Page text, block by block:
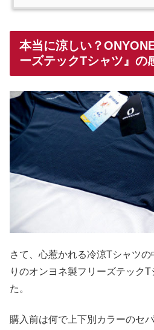
本当に涼しい？
ーズテックTシャツ』の
さて、心惹かれる冷涼Tシャツ
りのオンヨネ製フリーズテック
た。
購入前は何で上下別カラーのセ